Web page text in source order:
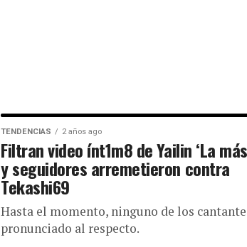
TENDENCIAS 2 años ago
Filtran video ínt1m8 de Yailin ‘La
y seguidores arremetieron contra
Tekashi69
Hasta el momento, ninguno de los
pronunciado al respecto.